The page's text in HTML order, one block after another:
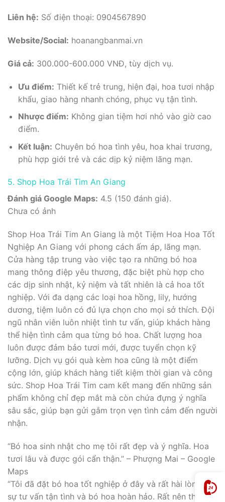
Liên hệ: Số điện thoại: 0904567890
Website/Social: hoanangbanmai.vn
Giá cả: 300.000-600.000 VNĐ, tùy dịch vụ.
Ưu điểm: Thiết kế trẻ trung, hiện đại, hoa tươi nhập
khẩu, giao hàng nhanh chóng, phục vụ tận tình.
Nhược điểm: Không gian tiệm hơi nhỏ vào giờ cao
điểm.
Kết luận: Chuyên bó hoa tình yêu, hoa khai trương,
phù hợp giới trẻ và các dịp kỷ niệm lãng mạn.
5. Shop Hoa Trái Tim An Giang
Đánh giá Google Maps: 4.5 (150 đánh giá).
Chưa có ảnh
Shop Hoa Trái Tim An Giang là một Tiệm Hoa Hoa Tốt
Nghiệp An Giang với phong cách ấm áp, lãng mạn.
Cửa hàng tập trung vào việc tạo ra những bó hoa
mang thông điệp yêu thương, đặc biệt phù hợp cho
các dịp sinh nhật, kỷ niệm và tất nhiên là cả hoa tốt
nghiệp. Với đa dạng các loại hoa hồng, lily, hướng
dương, tiệm luôn có đủ lựa chọn cho mọi sở thích. Đội
ngũ nhân viên luôn nhiệt tình tư vấn, giúp khách hàng
thể hiện tình cảm qua từng bó hoa. Chất lượng hoa
luôn được đảm bảo tươi mới, được tuyển chọn kỹ
lưỡng. Dịch vụ gói quà kèm hoa cũng là một điểm
cộng lớn, giúp khách hàng tiết kiệm thời gian và công
sức. Shop Hoa Trái Tim cam kết mang đến những sản
phẩm không chỉ đẹp mắt mà còn chứa đựng ý nghĩa
sâu sắc, giúp bạn gửi gắm trọn vẹn tình cảm đến người
nhận.
“Bó hoa sinh nhật cho mẹ tôi rất đẹp và ý nghĩa. Hoa
tươi lâu và được gói cẩn thận.” – Phượng Mai – Google
Maps
“Tôi đã đặt bó hoa tốt nghiệp ở đây và rất hài lòng với
sự tư vấn tận tình và bó hoa hoàn hảo. Rất nên thử!” –